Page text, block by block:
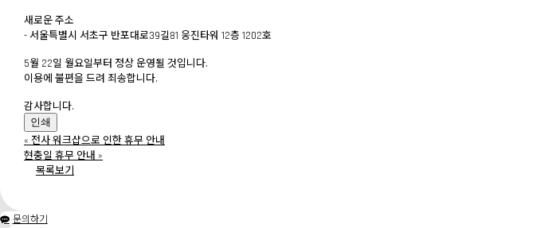
새로운 주소
- 서울특별시 서초구 반포대로39길81 웅진타워 12층 1202호
5월 22일 월요일부터 정상 운영될 것입니다.
이용에 불편을 드려 죄송합니다.
감사합니다.
인쇄
« 전사 워크샵으로 인한 휴무 안내
현충일 휴무 안내 »
목록보기
 문의하기